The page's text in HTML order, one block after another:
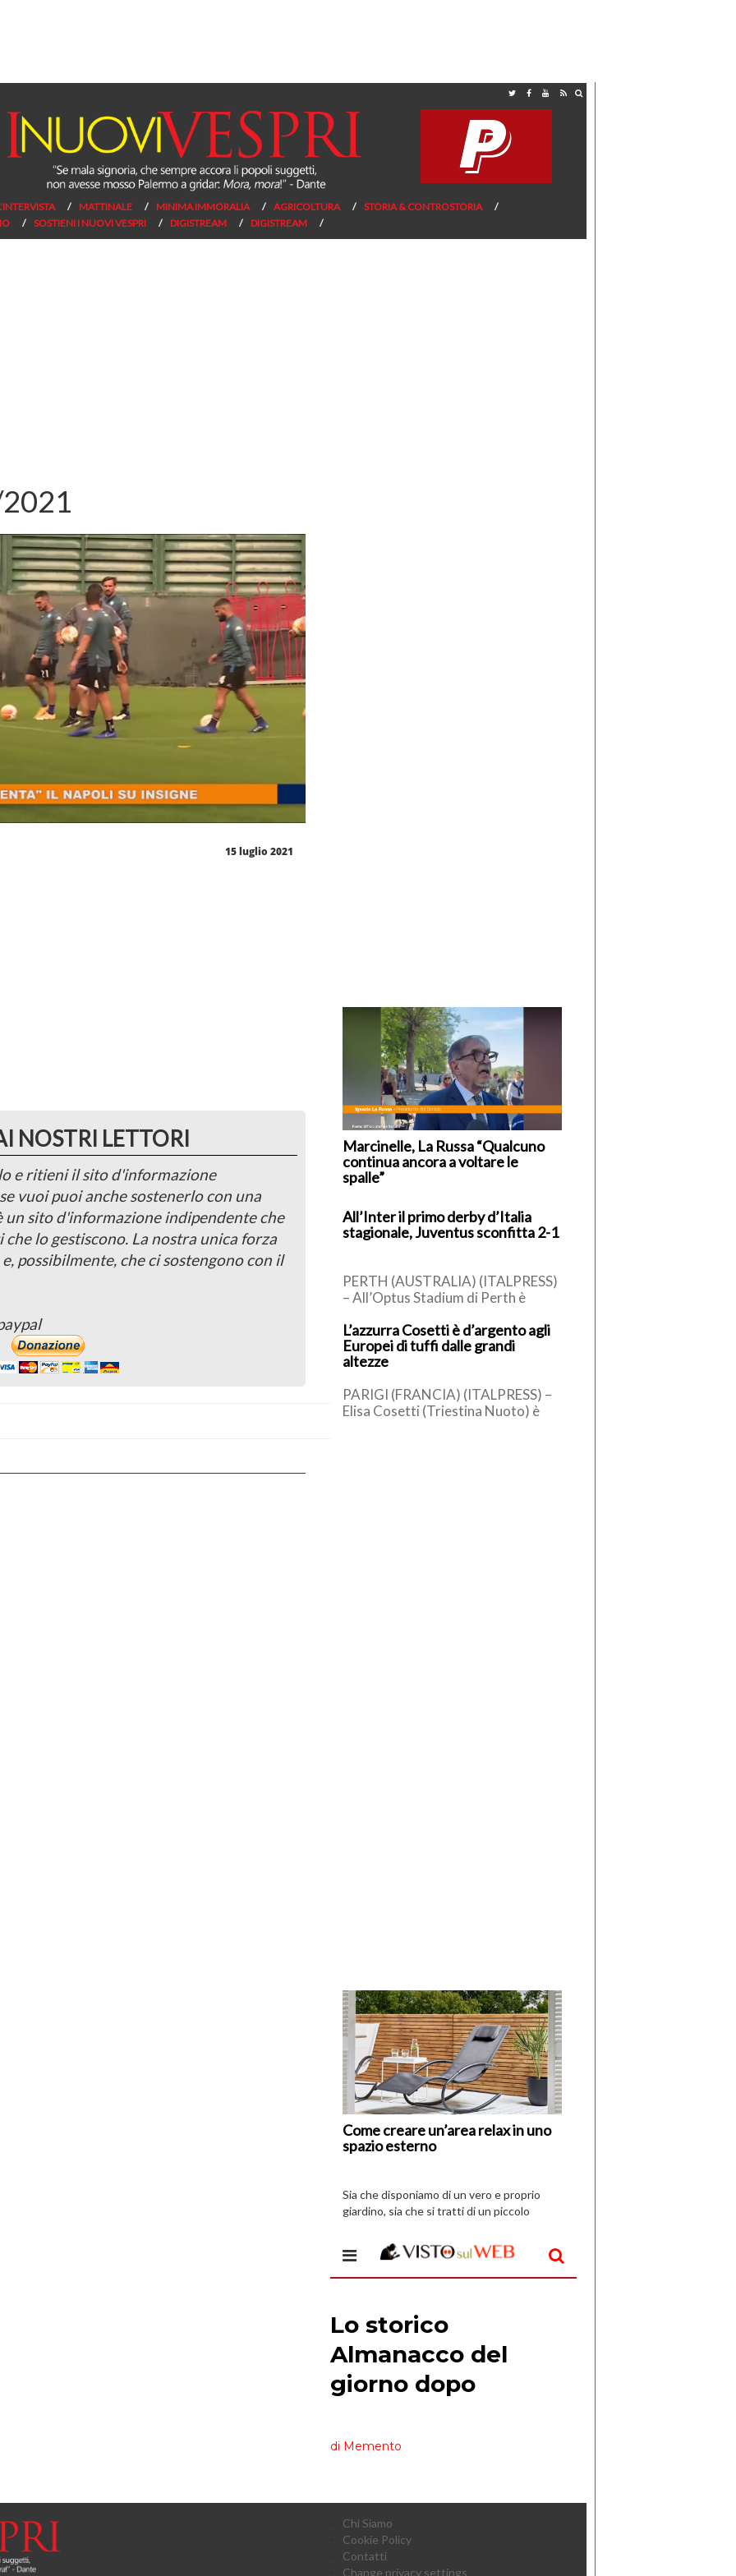
MATTINALE MINIMA IMMORALIA AGRICOLTURA
STORIA & CONTROSTORIA
SOSTIENI I NUOVI VESPRI DIGISTREAM DIGISTREAM
15 luglio 2021
NOSTRI LETTORI
e ritieni il sito d'informazione
vuoi puoi anche sostenerlo con una
sito d'informazione indipendente che
lo gestiscono. La nostra unica forza
possibilmente, che ci sostengono con il
Marcinelle, La Russa “Qualcuno
continua ancora a voltare le
spalle”
All’Inter il primo derby d’Italia
stagionale, Juventus sconfitta 2-1
PERTH (AUSTRALIA) (ITALPRESS)
– All’Optus Stadium di Perth è
d’Italia della stagione.
Nell’amichevole australiana […]
L’azzurra Cosetti è d’argento agli
Europei di tuffi dalle grandi
altezze
PARIGI (FRANCIA) (ITALPRESS) –
Elisa Cosetti (Triestina Nuoto) è
Come creare un’area relax in uno
spazio esterno
di
I
Vespri
Sia che disponiamo di un vero e proprio
giardino, sia che si tratti di un piccolo
Chi Siamo
Cookie Policy
Contatti
Change privacy settings